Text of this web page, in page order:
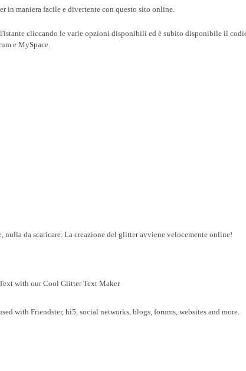
in maniera facile e divertente con questo sito online.
cliccando le varie opzioni disponibili ed è subito disponibile il
e MySpace.
nulla da scaricare. La creazione del glitter avviene velocemente online!
with our Cool Glitter Text Maker
with Friendster, hi5, social networks, blogs, forums, websites and more.